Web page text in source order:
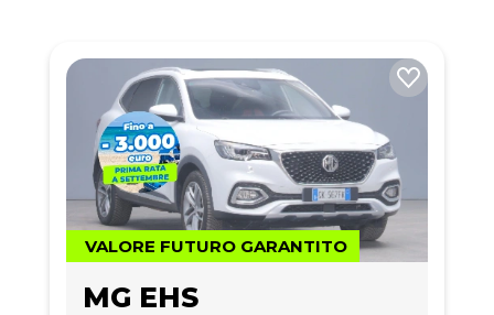
VALORE FUTURO GARANTITO
MG EHS